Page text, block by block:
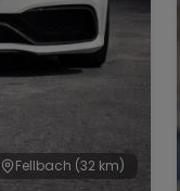
Fellbach (32 km)